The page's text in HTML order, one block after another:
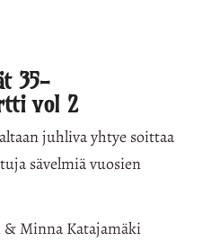
35-
vol 2
juhliva yhtye soittaa
sävelmiä vuosien
& Minna Katajamäki